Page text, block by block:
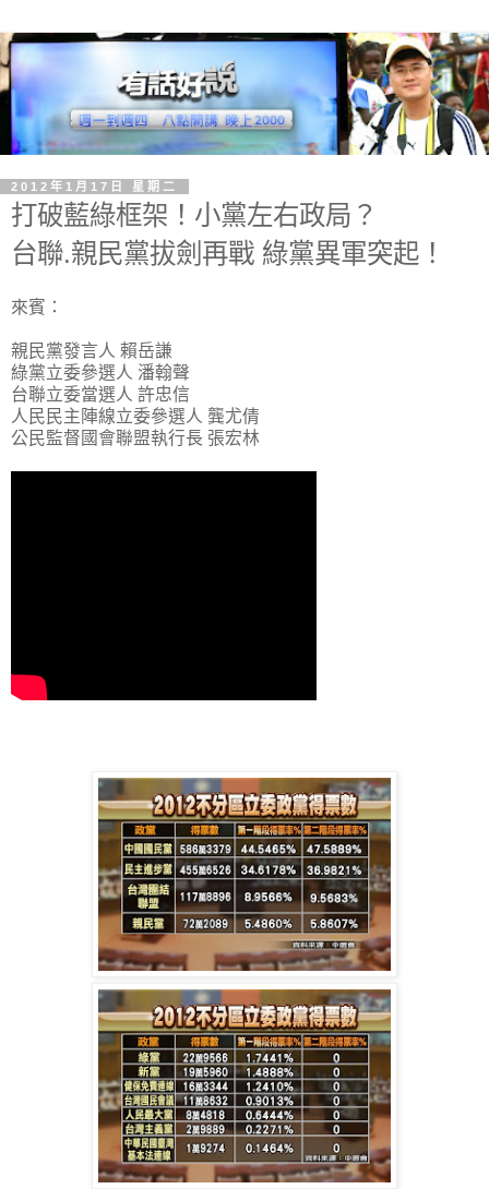
2012年1月17日 星期二
打破藍綠框架！小黨左右政局？
台聯.親民黨拔劍再戰 綠黨異軍突起！
來賓：
親民黨發言人 賴岳謙
綠黨立委參選人 潘翰聲
台聯立委當選人 許忠信
人民民主陣線立委參選人 龔尤倩
公民監督國會聯盟執行長 張宏林